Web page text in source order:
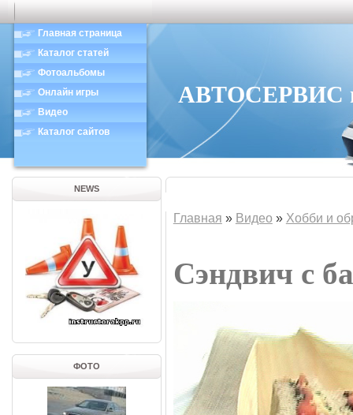
Главная страница
Каталог статей
Фотоальбомы
Онлайн игры
Видео
Каталог сайтов
АВТОСЕРВИС в
NEWS
ФОТО
Главная » Видео » Хобби и
Сэндвич с